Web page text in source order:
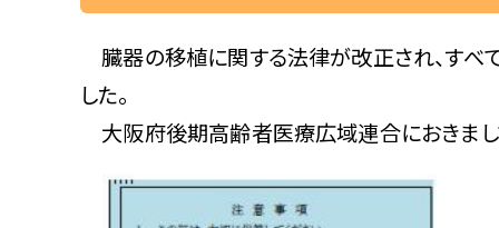
臓器の移植に関する法律が改正され、すべ
した。
大阪府後期高齢者医療広域連合におきま